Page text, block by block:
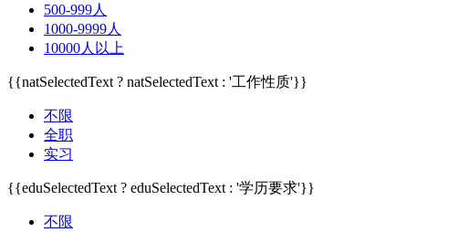
500-999人
1000-9999人
10000人以上
{{natSelectedText ? natSelectedText : '工作性质'}}
不限
全职
实习
{{eduSelectedText ? eduSelectedText : '学历要求'}}
不限